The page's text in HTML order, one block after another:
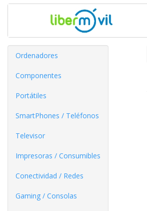
Ordenadores
Componentes
Portátiles
SmartPhones / Teléfonos
Televisor
Impresoras / Consumibles
Conectividad / Redes
Gaming / Consolas